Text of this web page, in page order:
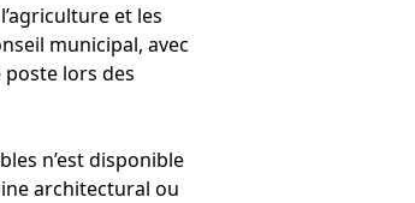
et les
municipal, avec
poste lors des
n’est disponible
architectural ou